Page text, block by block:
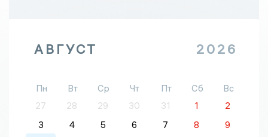
АВГУСТ 2026
Пн Вт Ср Чт Пт Сб
Вс
27
28 29 30 31 1
2
3
4 5 6 7 8
9